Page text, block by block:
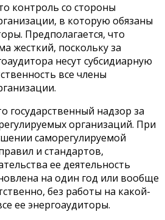
контроль со стороны
в которую обязаны
Предполагается, что
жесткий, поскольку за
несут субсидиарную
все члены
государственный надзор за
организаций. При
саморегулируемой
и стандартов,
ее деятельность
на один год или вообще
без работы на какой-
ее энергоаудиторы.